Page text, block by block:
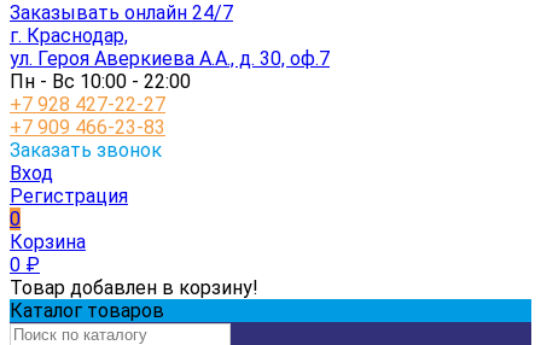
Заказывать онлайн 24/7
г. Краснодар,
ул. Героя Аверкиева А.А., д. 30, оф.7
Пн - Вс 10:00 - 22:00
+7 928 427-22-27
+7 909 466-23-83
Заказать звонок
Вход
Регистрация
0
Корзина
0 ₽
Товар добавлен в корзину!
Каталог товаров